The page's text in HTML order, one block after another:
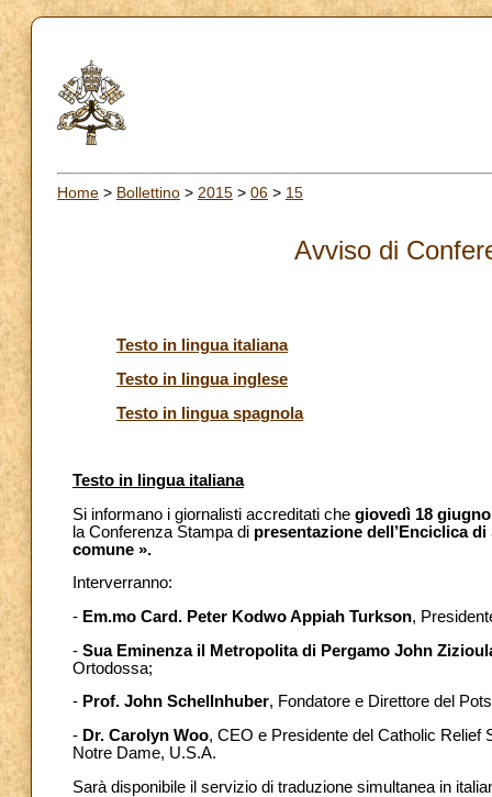
Home > Bollettino > 2015 > 06 > 15
Avviso di
Testo in lingua italiana
Testo in lingua inglese
Testo in lingua spagnola
Testo in lingua italiana
Si informano i giornalisti accreditati che giovedì 18 giugno
la Conferenza Stampa di presentazione dell’Enciclica
comune ».
Interverranno:
- Em.mo Card. Peter Kodwo Appiah Turkson,
- Sua Eminenza il Metropolita di Pergamo John
Ortodossa;
- Prof. John Schellnhuber, Fondatore e Direttore del
- Dr. Carolyn Woo, CEO e Presidente del Catholic
Notre Dame, U.S.A.
Sarà disponibile il servizio di traduzione simultanea in